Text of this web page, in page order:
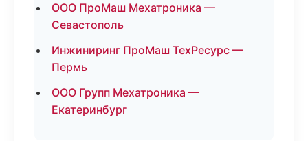
ООО ПроМаш Мехатроника —
Севастополь
Инжиниринг ПроМаш ТехРесурс —
Пермь
ООО Групп Мехатроника —
Екатеринбург